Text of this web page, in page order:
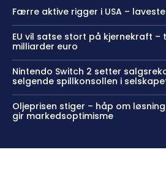
Færre aktive rigger i USA –
EU vil satse stort på kjernekraft –
milliarder euro
Nintendo Switch 2 setter
selgende spillkonsollen i
Oljeprisen stiger – håp om
gir markedsoptimisme